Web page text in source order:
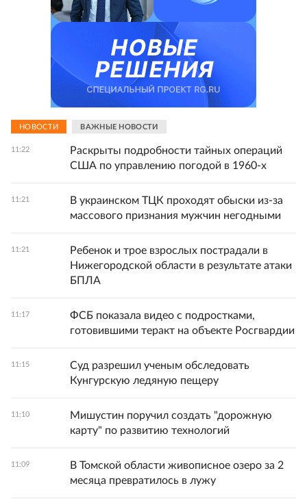
НОВОСТИ ВАЖНЫЕ НОВОСТИ
11:22
Раскрыты подробности тайных операций
США по управлению погодой в 1960-х
11:21
В украинском ТЦК проходят обыски из-за
массового признания мужчин негодными
11:21
Ребенок и трое взрослых пострадали в
Нижегородской области в результате атаки
БПЛА
11:17
ФСБ показала видео с подростками,
готовившими теракт на объекте Росгвардии
11:15
Суд разрешил ученым обследовать
Кунгурскую ледяную пещеру
11:10
Мишустин поручил создать "дорожную
карту" по развитию технологий
11:09
В Томской области живописное озеро за 2
месяца превратилось в лужу